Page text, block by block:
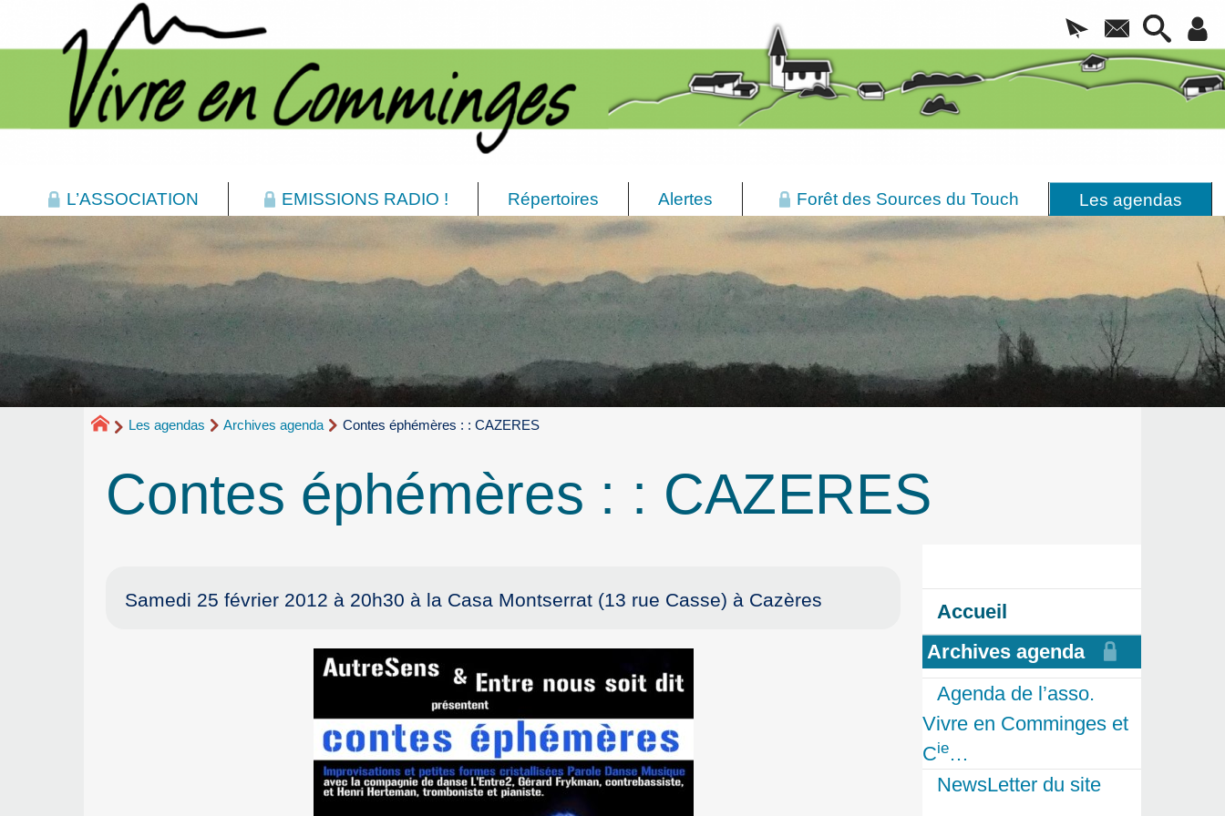
L’ASSOCIATION EMISSIONS RADIO ! Répertoires Alertes Forêt des Sources du Touch Les agendas
Les agendas Archives agenda Contes éphémères : : CAZERES
Contes éphémères : : CAZERES
Samedi 25 février 2012 à 20h30 à la Casa Montserrat (13 rue Casse) à Cazères
Accueil
Archives agenda
Agenda de l’asso.
Vivre en Comminges et
Cie…
NewsLetter du site